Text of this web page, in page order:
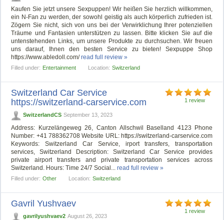
Kaufen Sie jetzt unsere Sexpuppen! Wir heißen Sie herzlich willkommen,
ein N-Fan zu werden, der sowohl geistig als auch körperlich zufrieden ist.
Zögern Sie nicht, sich von uns bei der Verwirklichung Ihrer potenziellen
Träume und Fantasien unterstützen zu lassen. Bitte klicken Sie auf die
untenstehenden Links, um unsere Produkte zu durchsuchen. Wir freuen
uns darauf, Ihnen den besten Service zu bieten! Sexpuppe Shop
https://www.abledoll.com/read full review »
Filled under: Entertainment Location: Switzerland
1 review
Switzerland Car Service
https://switzerland-carservice.com
SwitzerlandCS September 13, 2023
Address: Kurzelängeweg 26, Canton Allschwil Baselland 4123 Phone
Number: +41 788362708 Website URL: https://switzerland-carservice.com
Keywords: Switzerland Car Service, irport transfers, transportation
services, Switzerland Description: Switzerland Car Service provides
private airport transfers and private transportation services across
Switzerland. Hours: Time 24/7 Social...read full review »
Filled under: Other Location: Switzerland
1 review
Gavril Yushvaev
gavrilyushvaev2 August 26, 2023